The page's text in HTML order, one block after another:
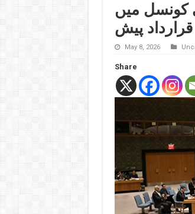
کونسل میں
قرارداد پیش
May 8, 2026
Share